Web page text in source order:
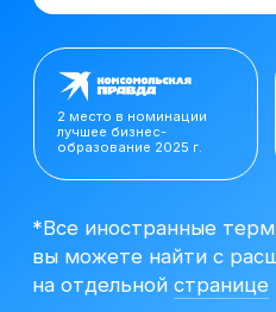
на отдельной